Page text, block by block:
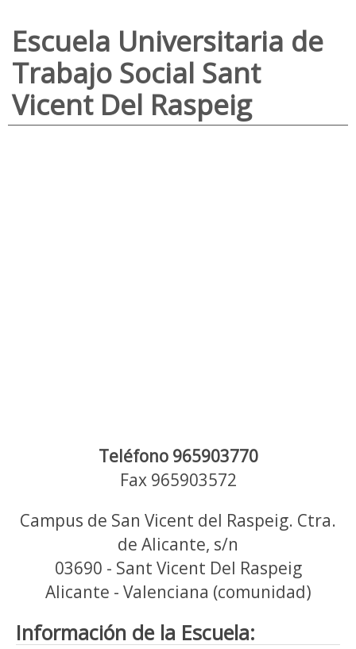
Escuela Universitaria de
Trabajo Social Sant
Vicent Del Raspeig
Teléfono 965903770
Fax 965903572
Campus de San Vicent del Raspeig. Ctra.
de Alicante, s/n
03690 - Sant Vicent Del Raspeig
Alicante - Valenciana (comunidad)
Información de la Escuela: